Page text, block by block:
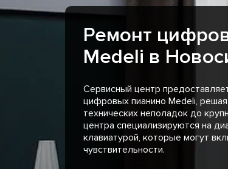
Ремонт
Medeli в
Сервисный центр
цифровых пианино Medeli,
технических неполадок до
центра специализируются на
клавиатурой, которые могут
чувствительности.